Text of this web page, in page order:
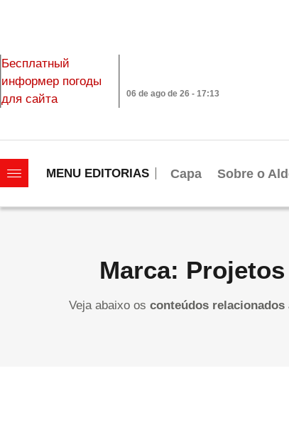
Бесплатный
информер погоды
для сайта
06 de ago de 26 - 17:13
MENU EDITORIAS Capa Sobre o
Marca:
Veja abaixo os conteúdos relacionados